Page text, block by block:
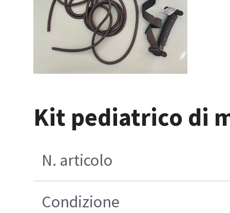
Kit pediatrico di
N. articolo
Condizione